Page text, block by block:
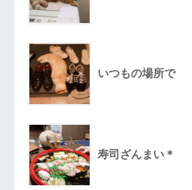
いつもの場所で
寿司ざんまい＊